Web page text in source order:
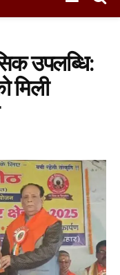
उपलब्धि:
मिली